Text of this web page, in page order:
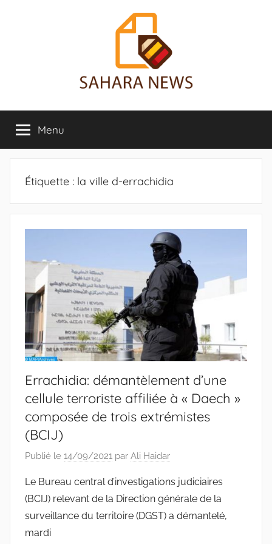
Sahara
News
sur
le
Sahara
révélée
Menu
Étiquette : la ville d-errachidia
Errachidia: démantèlement d’une
cellule terroriste affiliée à « Daech »
composée de trois extrémistes
(BCIJ)
Publié le 14/09/2021 par Ali Haidar
Le Bureau central d’investigations judiciaires
(BCIJ) relevant de la Direction générale de la
surveillance du territoire (DGST) a démantelé,
mardi